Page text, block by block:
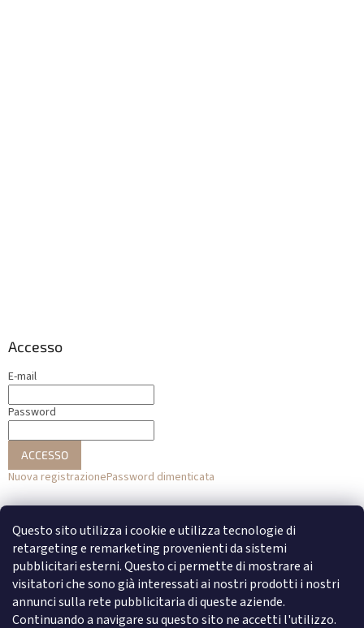
Questo sito utilizza i cookie e utilizza tecnologie di
retargeting e remarketing provenienti da sistemi
pubblicitari esterni. Questo ci permette di mostrare ai
visitatori che sono già interessati ai nostri prodotti i nostri
annunci sulla rete pubblicitaria di queste aziende.
Continuando a navigare su questo sito ne accetti l'utilizzo.
Accesso
E-mail
Password
ACCESSO
Nuova registrazionePassword dimenticata
o
Accesso con Facebook
Accesso con Google